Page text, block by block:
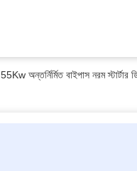
55Kw অন্তর্নির্মিত বাইপাস নরম